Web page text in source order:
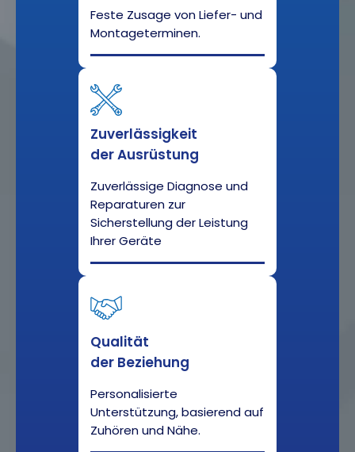
Feste Zusage von Liefer- und
Montageterminen.
Zuverlässigkeit
der Ausrüstung
Zuverlässige Diagnose und
Reparaturen zur
Sicherstellung der Leistung
Ihrer Geräte
Qualität
der Beziehung
Personalisierte
Unterstützung, basierend auf
Zuhören und Nähe.